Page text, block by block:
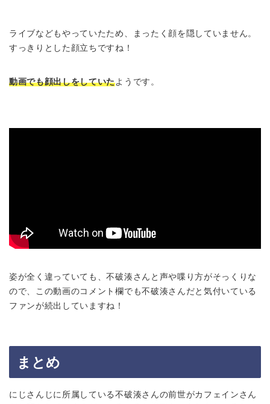
ライブなどもやっていたため、まったく顔を隠していません。
すっきりとした顔立ちですね！
動画でも顔出しをしていたようです。
姿が全く違っていても、不破湊さんと声や喋り方がそっくりな
ので、この動画のコメント欄でも不破湊さんだと気付いている
ファンが続出していますね！
まとめ
にじさんじに所属している不破湊さんの前世がカフェインさん